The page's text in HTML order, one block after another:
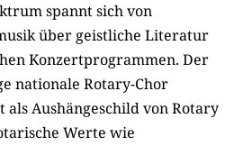
spannt sich von
über geistliche Literatur
Konzertprogrammen. Der
nationale Rotary-Chor
Aushängeschild von Rotary
Werte wie